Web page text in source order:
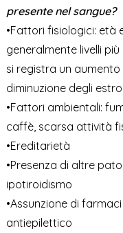
presente nel sangue?
•Fattori fisiologici: età
generalmente livelli
si registra un
diminuzione degli
•Fattori ambientali:
caffè, scarsa attività
•Ereditarietà
•Presenza di altre
ipotiroidismo
•Assunzione di
antiepilettico